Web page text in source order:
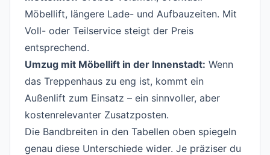
Möbellift, längere Lade- und Aufbauzeiten. Mit
Voll- oder Teilservice steigt der Preis
entsprechend.
Umzug mit Möbellift in der Innenstadt: Wenn
das Treppenhaus zu eng ist, kommt ein
Außenlift zum Einsatz – ein sinnvoller, aber
kostenrelevanter Zusatzposten.
Die Bandbreiten in den Tabellen oben spiegeln
genau diese Unterschiede wider. Je präziser du